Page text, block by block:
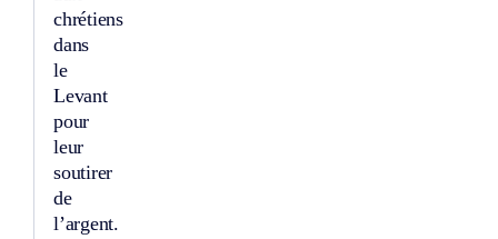
chrétiens
dans
le
Levant
pour
leur
soutirer
de
l’argent.